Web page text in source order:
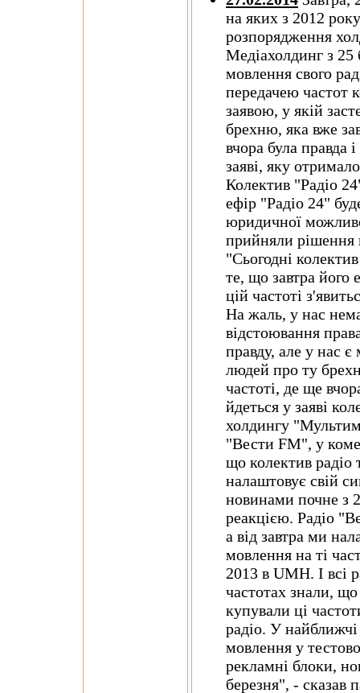
на яких з 2012
розпорядження
Медіахолдинг з 25
мовлення свого
передачею частот
заявою, у якій
брехню, яка вже
вчора була правда
заяві, яку
Колектив "Радіо
ефір "Радіо 24"
юридичної
прийняли рішення
"Сьогодні
те, що завтра його
цій частоті
На жаль, у нас
відстоювання
правду, але у нас
людей про ту
частоті, де ще
йдеться у заяві
холдингу
"Вести FM", у
що колектив радіо
налаштовує свій
новинами почне з
реакцією. Радіо
а від завтра ми
мовлення на ті
2013 в UMH. І всі
частотах знали,
купували ці
радіо. У
мовлення у
рекламні блоки,
березня", - сказав